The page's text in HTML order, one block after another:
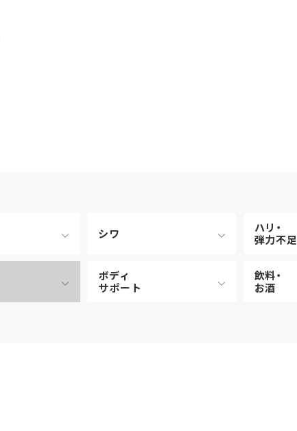
シワ
ハリ・
弾力不足
ボディ
サポート
飲料・
お酒